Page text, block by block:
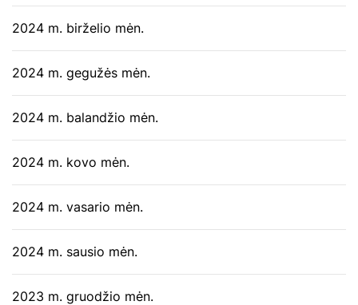
2024 m. birželio mėn.
2024 m. gegužės mėn.
2024 m. balandžio mėn.
2024 m. kovo mėn.
2024 m. vasario mėn.
2024 m. sausio mėn.
2023 m. gruodžio mėn.